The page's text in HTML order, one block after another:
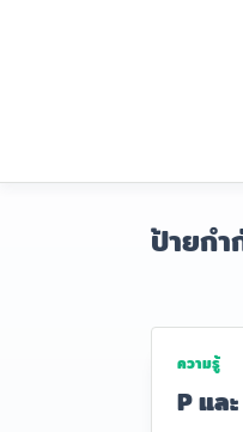
ป้ายกำ
ความรู้
P แล